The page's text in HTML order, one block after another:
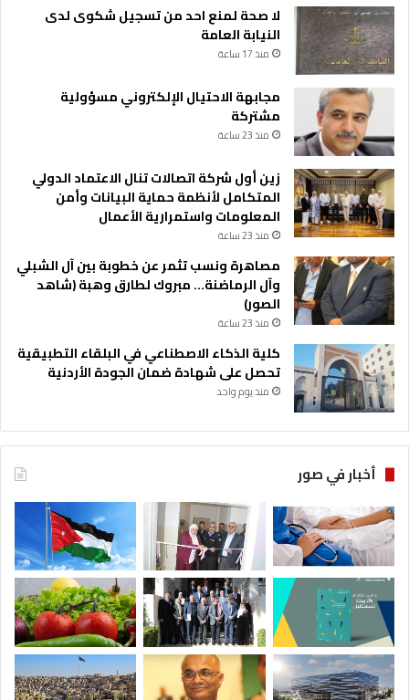
لا صحة لمنع احد من تسجيل شكوى لدى
النيابة العامة
منذ 17 ساعة
مجابهة الاحتيال الإلكتروني مسؤولية
مشتركة
منذ 23 ساعة
زين أول شركة اتصالات تنال الاعتماد الدولي
المتكامل لأنظمة حماية البيانات وأمن
المعلومات واستمرارية الأعمال
منذ 23 ساعة
مصاهرة ونسب تثمر عن خطوبة بين آل الشبلي
وآل الرماضنة… مبروك لطارق وهبة (شاهد
الصور)
منذ 23 ساعة
كلية الذكاء الاصطناعي في البلقاء التطبيقية
تحصل على شهادة ضمان الجودة الأردنية
منذ يوم واحد
أخبار في صور